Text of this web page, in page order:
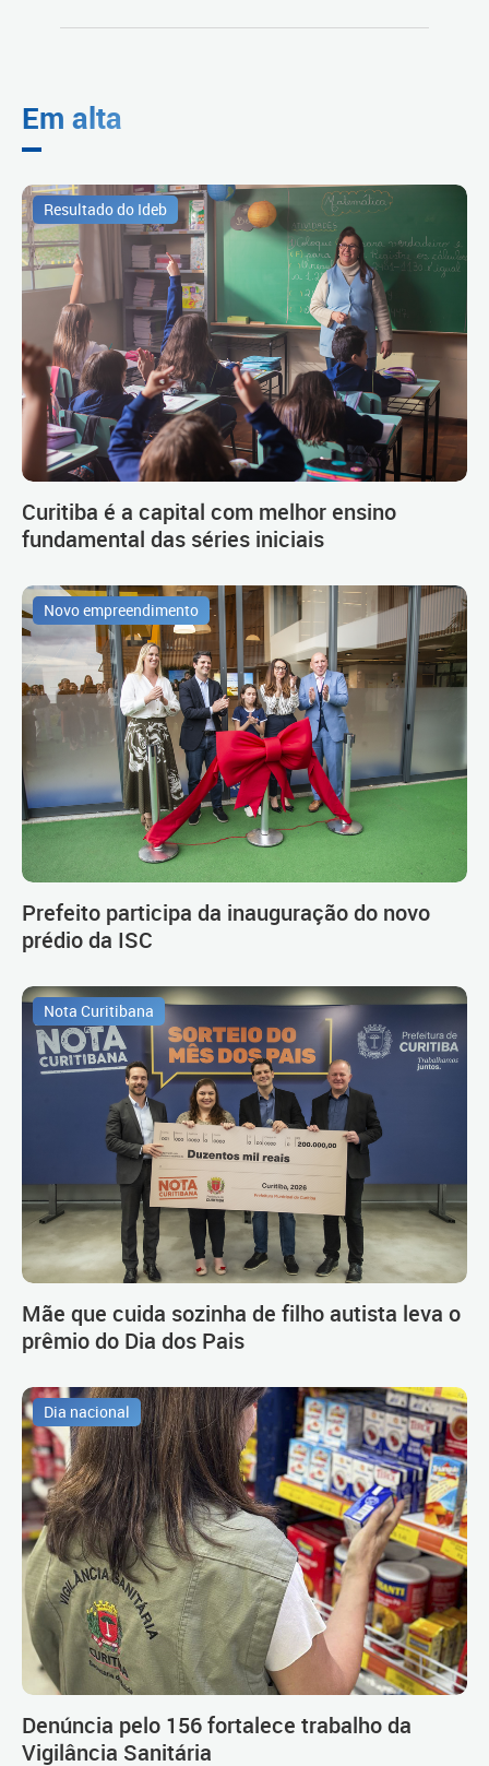
Em alta
Resultado do Ideb
Curitiba é a capital com melhor ensino
fundamental das séries iniciais
Novo empreendimento
Prefeito participa da inauguração do novo
prédio da ISC
Nota Curitibana
Mãe que cuida sozinha de filho autista leva o
prêmio do Dia dos Pais
Dia nacional
Denúncia pelo 156 fortalece trabalho da
Vigilância Sanitária